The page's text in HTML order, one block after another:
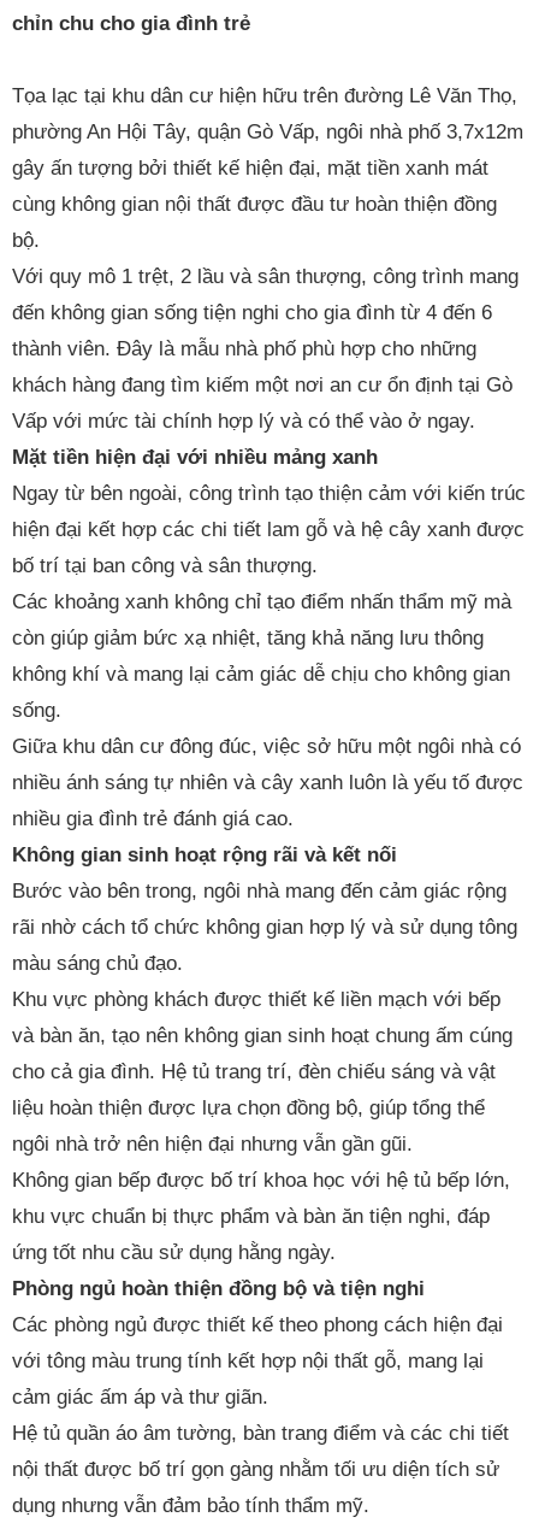
chỉn chu cho gia đình trẻ
Tọa lạc tại khu dân cư hiện hữu trên đường Lê Văn Thọ,
phường An Hội Tây, quận Gò Vấp, ngôi nhà phố 3,7x12m
gây ấn tượng bởi thiết kế hiện đại, mặt tiền xanh mát
cùng không gian nội thất được đầu tư hoàn thiện đồng
bộ.
Với quy mô 1 trệt, 2 lầu và sân thượng, công trình mang
đến không gian sống tiện nghi cho gia đình từ 4 đến 6
thành viên. Đây là mẫu nhà phố phù hợp cho những
khách hàng đang tìm kiếm một nơi an cư ổn định tại Gò
Vấp với mức tài chính hợp lý và có thể vào ở ngay.
Mặt tiền hiện đại với nhiều mảng xanh
Ngay từ bên ngoài, công trình tạo thiện cảm với kiến trúc
hiện đại kết hợp các chi tiết lam gỗ và hệ cây xanh được
bố trí tại ban công và sân thượng.
Các khoảng xanh không chỉ tạo điểm nhấn thẩm mỹ mà
còn giúp giảm bức xạ nhiệt, tăng khả năng lưu thông
không khí và mang lại cảm giác dễ chịu cho không gian
sống.
Giữa khu dân cư đông đúc, việc sở hữu một ngôi nhà có
nhiều ánh sáng tự nhiên và cây xanh luôn là yếu tố được
nhiều gia đình trẻ đánh giá cao.
Không gian sinh hoạt rộng rãi và kết nối
Bước vào bên trong, ngôi nhà mang đến cảm giác rộng
rãi nhờ cách tổ chức không gian hợp lý và sử dụng tông
màu sáng chủ đạo.
Khu vực phòng khách được thiết kế liền mạch với bếp
và bàn ăn, tạo nên không gian sinh hoạt chung ấm cúng
cho cả gia đình. Hệ tủ trang trí, đèn chiếu sáng và vật
liệu hoàn thiện được lựa chọn đồng bộ, giúp tổng thể
ngôi nhà trở nên hiện đại nhưng vẫn gần gũi.
Không gian bếp được bố trí khoa học với hệ tủ bếp lớn,
khu vực chuẩn bị thực phẩm và bàn ăn tiện nghi, đáp
ứng tốt nhu cầu sử dụng hằng ngày.
Phòng ngủ hoàn thiện đồng bộ và tiện nghi
Các phòng ngủ được thiết kế theo phong cách hiện đại
với tông màu trung tính kết hợp nội thất gỗ, mang lại
cảm giác ấm áp và thư giãn.
Hệ tủ quần áo âm tường, bàn trang điểm và các chi tiết
nội thất được bố trí gọn gàng nhằm tối ưu diện tích sử
dụng nhưng vẫn đảm bảo tính thẩm mỹ.